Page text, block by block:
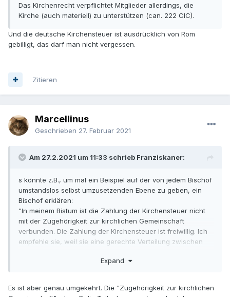
Das Kirchenrecht verpflichtet Mitglieder allerdings, die
Kirche (auch materiell) zu unterstützen (can. 222 CIC).
Und die deutsche Kirchensteuer ist ausdrücklich von Rom
gebilligt, das darf man nicht vergessen.
Zitieren
Marcellinus
Geschrieben 27. Februar 2021
Am 27.2.2021 um 11:33 schrieb Franziskaner:
s könnte z.B., um mal ein Beispiel auf der von jedem Bischof
umstandslos selbst umzusetzenden Ebene zu geben, ein
Bischof erklären:
"In meinem Bistum ist die Zahlung der Kirchensteuer nicht
mit der Zugehörigkeit zur kirchlichen Gemeinschaft
verbunden. Die Zahlung der Kirchensteuer ist freiwillig. Ich
empfehle sie, weil sie eine gerechte Verteilung zwischen
keine Bedingung. Wer wirklich aus der Kirche austreten
Expand
Es ist aber genau umgekehrt. Die "Zugehörigkeit zur kirchlichen